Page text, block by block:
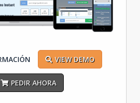
VIEW DEMO
PEDIR AHORA